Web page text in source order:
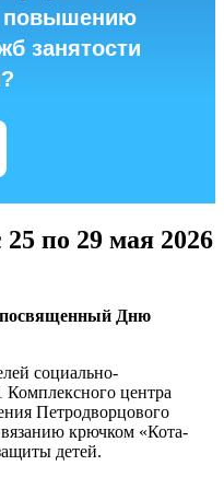
повышению
занятости
по 29 мая 2026
посвященный Дню
социально-
центра
Петродворцового
вязанию крючком «Кота-
детей.